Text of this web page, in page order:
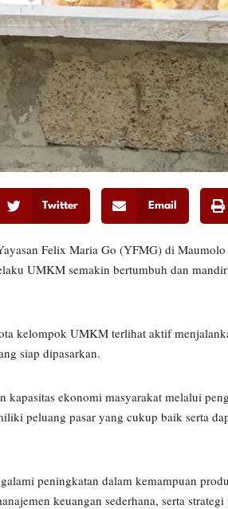
Twitter Email
Felix Maria Go (YFMG) di Maumolo
UMKM semakin bertumbuh dan
kelompok UMKM terlihat aktif
siap dipasarkan.
ekonomi masyarakat melalui
peluang pasar yang cukup baik serta
peningkatan dalam kemampuan
keuangan sederhana, serta